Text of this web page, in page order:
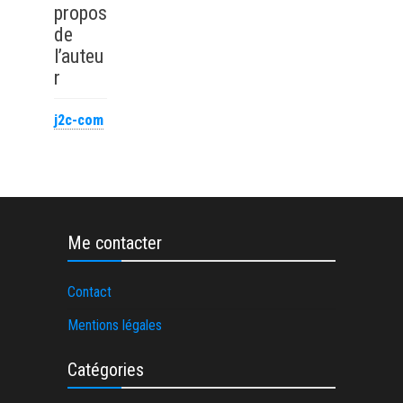
propos
de
l’auteu
r
j2c-com
Me contacter
Contact
Mentions légales
Catégories